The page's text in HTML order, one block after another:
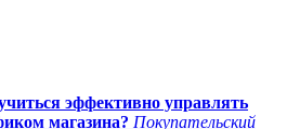
эффективно управлять
магазина? Покупательский